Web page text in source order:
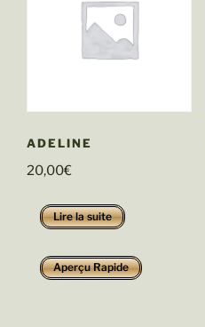
ADELINE
20,00€
Lire la suite
Aperçu Rapide